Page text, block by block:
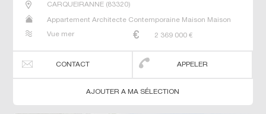
CARQUEIRANNE(83320)
Appartement Architecte Contemporaine Maison Maison
Vue mer
2 369 000 €
CONTACT APPELER
AJOUTER A MA SÉLECTION